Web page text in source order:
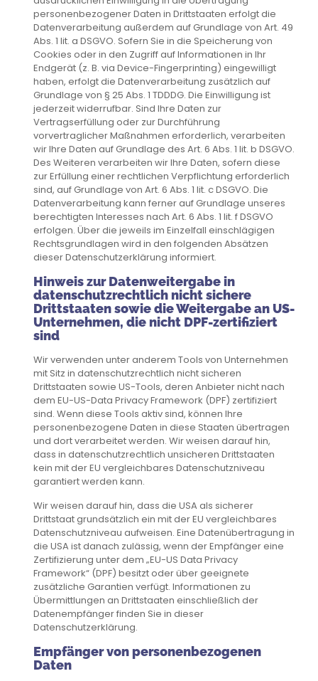
personenbezogener Daten in Drittstaaten erfolgt die
Datenverarbeitung außerdem auf Grundlage von Art. 49
Abs. 1 lit. a DSGVO. Sofern Sie in die Speicherung von
Cookies oder in den Zugriff auf Informationen in Ihr
Endgerät (z. B. via Device-Fingerprinting) eingewilligt
haben, erfolgt die Datenverarbeitung zusätzlich auf
Grundlage von § 25 Abs. 1 TDDDG. Die Einwilligung ist
jederzeit widerrufbar. Sind Ihre Daten zur
Vertragserfüllung oder zur Durchführung
vorvertraglicher Maßnahmen erforderlich, verarbeiten
wir Ihre Daten auf Grundlage des Art. 6 Abs. 1 lit. b DSGVO.
Des Weiteren verarbeiten wir Ihre Daten, sofern diese
zur Erfüllung einer rechtlichen Verpflichtung erforderlich
sind, auf Grundlage von Art. 6 Abs. 1 lit. c DSGVO. Die
Datenverarbeitung kann ferner auf Grundlage unseres
berechtigten Interesses nach Art. 6 Abs. 1 lit. f DSGVO
erfolgen. Über die jeweils im Einzelfall einschlägigen
Rechtsgrundlagen wird in den folgenden Absätzen
dieser Datenschutzerklärung informiert.
Hinweis zur Datenweitergabe in
datenschutzrechtlich nicht sichere
Drittstaaten sowie die Weitergabe an US-
Unternehmen, die nicht DPF-zertifiziert
sind
Wir verwenden unter anderem Tools von Unternehmen
mit Sitz in datenschutzrechtlich nicht sicheren
Drittstaaten sowie US-Tools, deren Anbieter nicht nach
dem EU-US-Data Privacy Framework (DPF) zertifiziert
sind. Wenn diese Tools aktiv sind, können Ihre
personenbezogene Daten in diese Staaten übertragen
und dort verarbeitet werden. Wir weisen darauf hin,
dass in datenschutzrechtlich unsicheren Drittstaaten
kein mit der EU vergleichbares Datenschutzniveau
garantiert werden kann.
Wir weisen darauf hin, dass die USA als sicherer
Drittstaat grundsätzlich ein mit der EU vergleichbares
Datenschutzniveau aufweisen. Eine Datenübertragung in
die USA ist danach zulässig, wenn der Empfänger eine
Zertifizierung unter dem „EU-US Data Privacy
Framework“ (DPF) besitzt oder über geeignete
zusätzliche Garantien verfügt. Informationen zu
Übermittlungen an Drittstaaten einschließlich der
Datenempfänger finden Sie in dieser
Datenschutzerklärung.
Empfänger von personenbezogenen
Daten